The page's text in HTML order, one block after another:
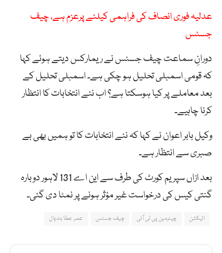
عدلیہ فوری انصاف کی فراہمی کیلئے پرعزم ہے، چیف
جسٹس
دورانِ سماعت چیف جسٹس نے ریمارکس دیتے ہوئے کہا
کہ قومی اسمبلی تحلیل ہو چکی ہے۔ اسمبلی تحلیل کے
بعد معاملے پر کیا ہوسکتا ہے؟ اب نئے انتخابات کا انتظار
کرنا چاہیے۔
وکیل بابر اعوان نے کہا کہ نئے انتخابات کا تو ہمیں بھی بے
صبری سے انتظار ہے۔
بعد ازاں سپریم کورٹ کی طرف سے این اے 131 لاہور دوبارہ
گنتی کیس کی درخواست غیر مؤثر ہونے پر نمٹا دی گئی۔
الیکشن چیئرمین پی ٹی آئی چیف جسٹس عمر عطا بندیال